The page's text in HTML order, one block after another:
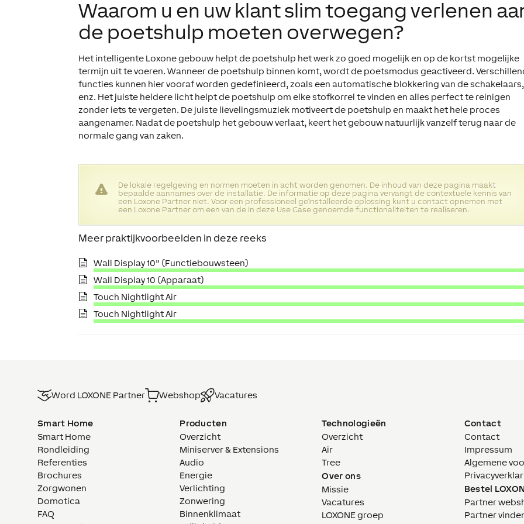
Waarom u en uw klant slim toegang verlenen
de poetshulp moeten overwegen?
Het intelligente Loxone gebouw helpt de poetshulp het werk zo goed mogelijk en op de kortst mogelijke
termijn uit te voeren. Wanneer de poetshulp binnen komt, wordt de poetsmodus geactiveerd.
functies kunnen hier vooraf worden gedefinieerd, zoals een automatische blokkering van de schakelaars,
enz. Het juiste heldere licht helpt de poetshulp om elke stofkorrel te vinden en alles perfect te reinigen
zonder iets te vergeten. De juiste lievelingsmuziek motiveert de poetshulp en maakt het hele proces
aangenamer. Nadat de poetshulp het gebouw verlaat, keert het gebouw natuurlijk vanzelf terug naar de
normale gang van zaken.
De lokale regelgeving en normen moeten in acht worden genomen. De inhoud van deze pagina maakt
bepaalde aannames over de installatie. De informatie op deze pagina vervangt de contextuele kennis van
een Loxone Partner niet. Voor een professioneel geïnstalleerde oplossing kunt u contact opnemen met
een Loxone Partner om een van de in deze Use Case genoemde functionaliteiten te realiseren.
Meer praktijkvoorbeelden in deze reeks
Wall Display 10" (Functiebouwsteen)
Wall Display 10 (Apparaat)
Touch Nightlight Air
Touch Nightlight Air
Word LOXONE Partner Webshop Vacatures
Smart Home
Smart Home
Rondleiding
Referenties
Brochures
Zorgwonen
Domotica
FAQ
Producten
Overzicht
Miniserver & Extensions
Audio
Energie
Verlichting
Zonwering
Binnenklimaat
Technologieën
Overzicht
Air
Tree
Over ons
Missie
Vacatures
LOXONE groep
Contact
Contact
Impressum
Algemene
Bestel
Partner
Partner